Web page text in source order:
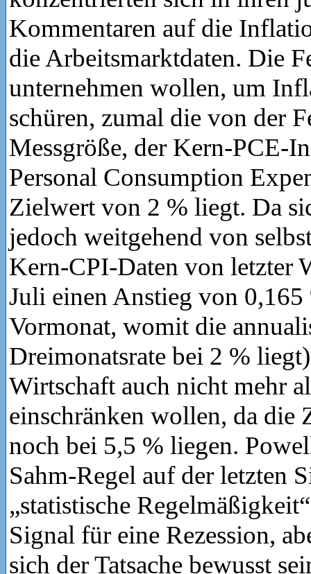
Kommentaren auf die
die Arbeitsmarktdaten. Die
unternehmen wollen, um
schüren, zumal die von der
Messgröße, der Kern-PCE-
Personal Consumption
Zielwert von 2 % liegt. Da
jedoch weitgehend von
Kern-CPI-Daten von letzter
Juli einen Anstieg von 0,165
Vormonat, womit die
Dreimonatsrate bei 2 %
Wirtschaft auch nicht mehr
einschränken wollen, da die
noch bei 5,5 % liegen.
Sahm-Regel auf der letzten
„statistische
Signal für eine Rezession,
sich der Tatsache bewusst